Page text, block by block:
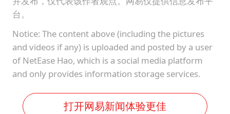
台。
Notice: The content above (including the pictures
and videos if any) is uploaded and posted by a user
of NetEase Hao, which is a social media platform
and only provides information storage services.
打开网易新闻体验更佳